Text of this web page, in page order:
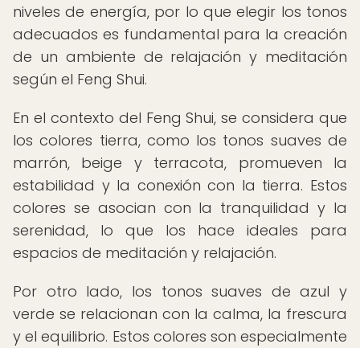
niveles de energía, por lo que elegir los tonos
adecuados es fundamental para la creación
de un ambiente de relajación y meditación
según el Feng Shui.
En el contexto del Feng Shui, se considera que
los colores tierra, como los tonos suaves de
marrón, beige y terracota, promueven la
estabilidad y la conexión con la tierra. Estos
colores se asocian con la tranquilidad y la
serenidad, lo que los hace ideales para
espacios de meditación y relajación.
Por otro lado, los tonos suaves de azul y
verde se relacionan con la calma, la frescura
y el equilibrio. Estos colores son especialmente